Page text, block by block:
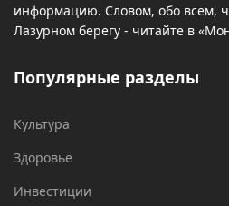
информацию. Словом, обо всем,
Лазурном берегу - читайте в
Популярные разделы
Культура
Здоровье
Инвестиции